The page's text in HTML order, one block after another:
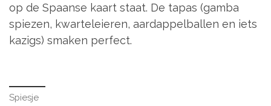
op de Spaanse kaart staat. De tapas (gamba
spiezen, kwarteleieren, aardappelballen en iets
kazigs) smaken perfect.
Spiesje